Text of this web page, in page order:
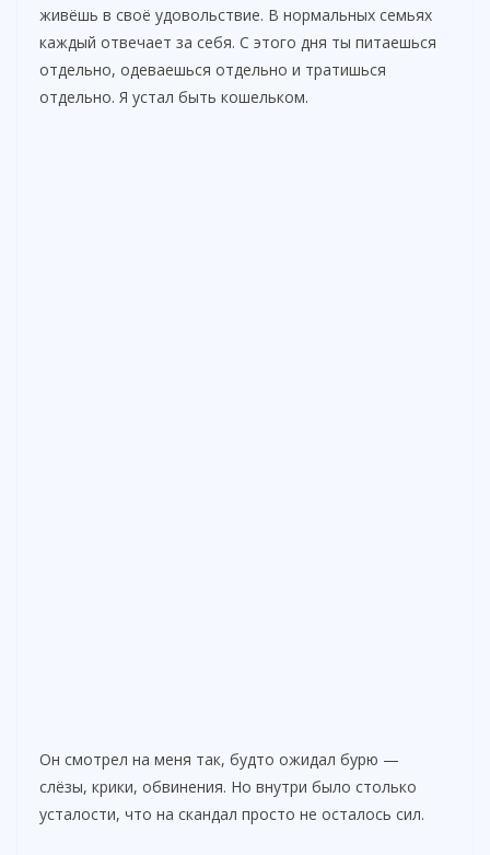
живёшь в своё удовольствие. В нормальных семьях
каждый отвечает за себя. С этого дня ты питаешься
отдельно, одеваешься отдельно и тратишься
отдельно. Я устал быть кошельком.
Он смотрел на меня так, будто ожидал бурю —
слёзы, крики, обвинения. Но внутри было столько
усталости, что на скандал просто не осталось сил.